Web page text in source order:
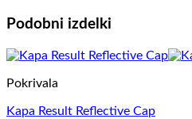
Podobni izdelki
Pokrivala
Kapa Result Reflective Cap